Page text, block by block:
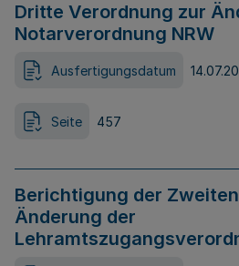
Dritte Verordnung zur
Notarverordnung NRW
Ausfertigungsdatum
Seite 457
Berichtigung der
Änderung der